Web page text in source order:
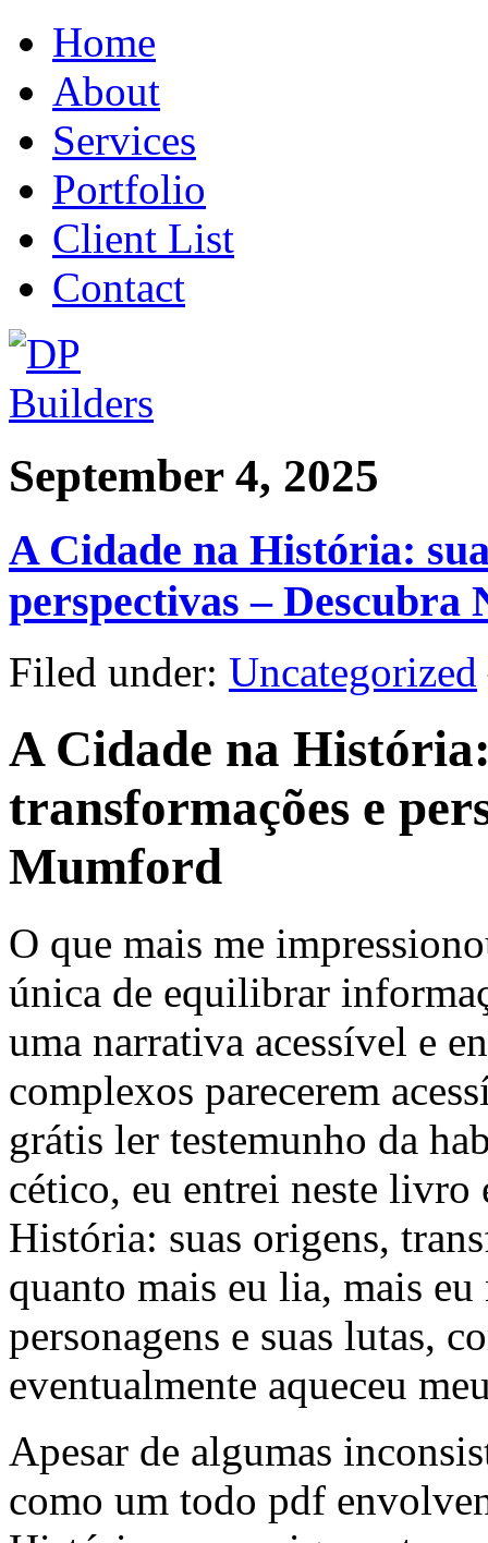
Home
About
Services
Portfolio
Client List
Contact
September 4, 2025
A Cidade na História:
perspectivas – Descubra
Filed under: Uncategorized
A Cidade na
transformações e
Mumford
O que mais me
única de equilibrar
uma narrativa acessível e
complexos parecerem
grátis ler testemunho da
cético, eu entrei neste livro
História: suas origens,
quanto mais eu lia, mais
personagens e suas lutas,
eventualmente aqueceu
Apesar de algumas
como um todo pdf